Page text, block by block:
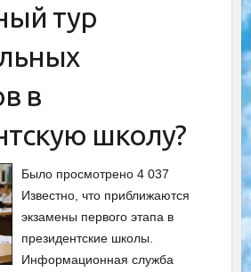
тур
в
школу?
Было просмотрено 4 037
Известно, что приближаются
экзамены первого этапа в
президентские школы.
Информационная служба